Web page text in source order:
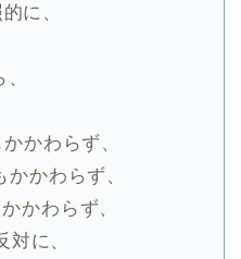
に、
かわらず、
かわらず、
かわらず、
に、